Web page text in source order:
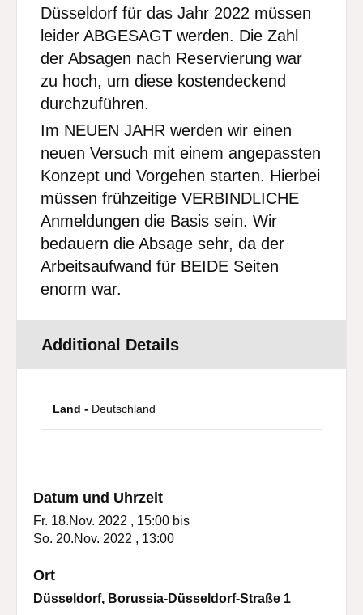
Düsseldorf für das Jahr 2022 müssen
leider ABGESAGT werden. Die Zahl
der Absagen nach Reservierung war
zu hoch, um diese kostendeckend
durchzuführen.
Im NEUEN JAHR werden wir einen
neuen Versuch mit einem angepassten
Konzept und Vorgehen starten. Hierbei
müssen frühzeitige VERBINDLICHE
Anmeldungen die Basis sein. Wir
bedauern die Absage sehr, da der
Arbeitsaufwand für BEIDE Seiten
enorm war.
Additional Details
Land -Deutschland
Datum und Uhrzeit
Fr. 18.Nov. 2022 , 15:00 bis
So. 20.Nov. 2022 , 13:00
Ort
Düsseldorf, Borussia-Düsseldorf-Straße 1